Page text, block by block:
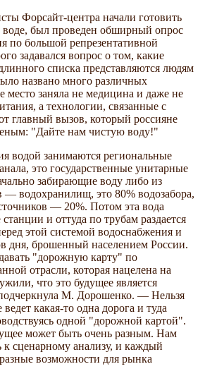
Форсайт-центра начали готовить
был проведен обширный опрос
по большой репрезентативной
задавался вопрос о том, какие
списка представляются людям
названо много различных
место заняла не медицина и даже не
а технологии, связанные с
главный вызов, который россияне
"Дайте нам чистую воду!"
водой занимаются региональные
это государственные унитарные
забирающие воду либо из
— водохранилищ, это 80% водозабора,
— 20%. Потом эта вода
и оттуда по трубам раздается
этой системой водоснабжения и
дня, брошенный населением России.
"дорожную карту" по
отрасли, которая нацелена на
что это будущее является
М. Дорошенко. — Нельзя
ведет какая-то одна дорога и туда
одной "дорожной картой".
может быть очень разным. Нам
сценарному анализу, и каждый
возможности для рынка